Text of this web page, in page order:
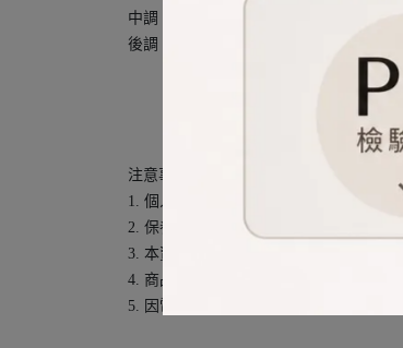
中調：綠茶、薰陸香、粉紅胡椒
後調：雪松、綠意瑪黛茶、乾草
注意事項︰
1. 個人膚質、髮質對於商品的適應程度
2. 保養品/香水/化妝品/美髮/美體本身為
3. 本賣場內商品皆為國外免稅店及商店
4. 商品包裝無論字型大小、字體粗細、
5. 因電腦螢幕設定及個人觀感之差異，